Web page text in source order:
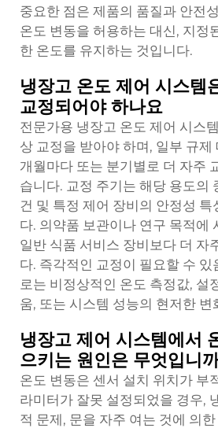
중요한 점은 제품의 품질과 안전
온도 변동을 허용하는 대신, 지정
한 온도를 유지하는 것입니다.
냉장고 온도 제어 시스템
교정되어야 하나요
전문가용 냉장고 온도 제어 시스
상 교정을 받아야 하며, 일부 규
개월마다 또는 분기별로 더 자주
습니다. 교정 주기는 해당 용도의
건 및 특정 제어 장비의 안정성 특
다. 의약품 보관이나 연구 목적에
일반 식품 서비스 장비보다 더 자
다. 즉각적인 교정이 필요할 수 있
로는 비정상적인 온도 측정값, 설
움, 또는 시스템 성능의 현저한 변
냉장고 제어 시스템에서
으키는 원인은 무엇입니
온도 변동은 센서 설치 위치가 부
라미터가 잘못 설정되었을 경우,
적 문제, 문을 자주 여는 것에 의